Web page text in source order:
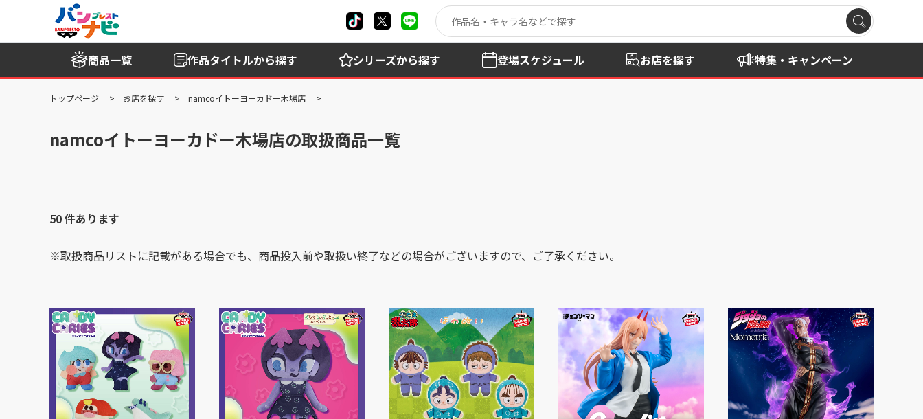
商品一覧 作品タイトルから探す シリーズから探す 登場スケジュール お店を探す 特集・キャンペーン
トップページ お店を探す namcoイトーヨーカドー木場店
namcoイトーヨーカドー木場店の取扱商品一覧
50 件あります
※取扱商品リストに記載がある場合でも、商品投入前や取扱い終了などの場合がございますので、ご了承ください。